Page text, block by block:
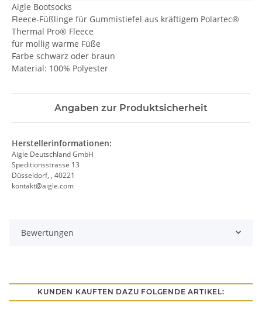
Aigle Bootsocks
Fleece-Füßlinge für Gummistiefel aus kräftigem Polartec®
Thermal Pro® Fleece
für mollig warme Füße
Farbe schwarz oder braun
Material: 100% Polyester
Angaben zur Produktsicherheit
Herstellerinformationen:
Aigle Deutschland GmbH
Speditionsstrasse 13
Düsseldorf, , 40221
kontakt@aigle.com
Bewertungen
KUNDEN KAUFTEN DAZU FOLGENDE ARTIKEL: